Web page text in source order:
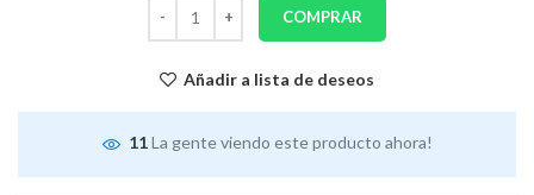
COMPRAR
Añadir a lista de deseos
11 La gente viendo este producto ahora!